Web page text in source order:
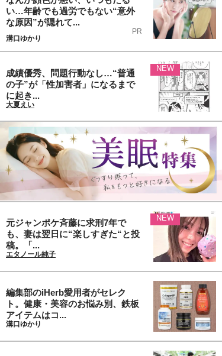
い…年齢でも過労でもない“意外
な原因”が隠れて...
PR
溝口ゆかり
成績優秀、問題行動なし…“普通
の子”が「性加害者」になるまで
に起き...
大夏えい
NEW
元ジャンポケ斉藤に求刑7年で
も、妻は翌日に“楽しすぎた“と投
稿。「...
エタノール純子
NEW
編集部のiHerb愛用者がセレク
ト。健康・美容のお悩み別、鉄板
アイテムはコ...
溝口ゆかり